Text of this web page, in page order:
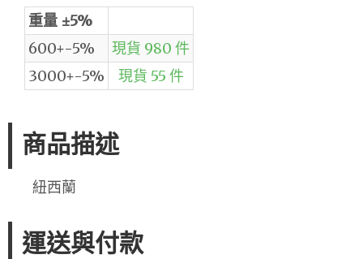
重量 ±5%
600+-5%
現貨 980 件
3000+-5%
現貨 55 件
商品描述
紐西蘭
運送與付款